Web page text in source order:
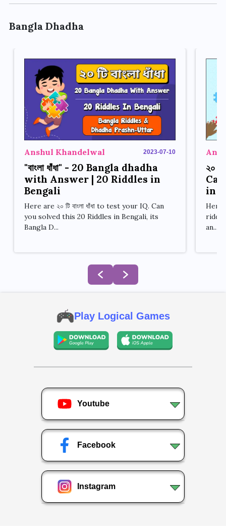
Bangla Dhadha
Anshul Khandelwal 2023-07-10
"বাংলা ধাঁধা" - 20 Bangla dhadha
with Answer | 20 Riddles in
Bengali
Here are ২০ টি বাংলা ধাঁধা to test your IQ. Can
you solved this 20 Riddles in Bengali, its
Bangla D...
২০
in
Here
an...
Play Logical Games
Youtube
Facebook
Instagram